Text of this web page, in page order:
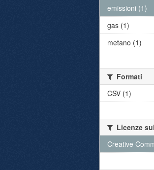
emissioni (1)
gas (1)
metano (1)
Formati
CSV (1)
Licenze
Creative